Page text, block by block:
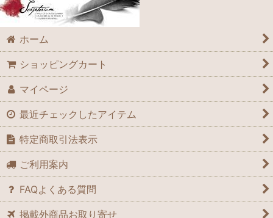
ホーム
ショッピングカート
マイページ
最近チェックしたアイテム
特定商取引法表示
ご利用案内
FAQよくある質問
掲載外商品お取り寄せ